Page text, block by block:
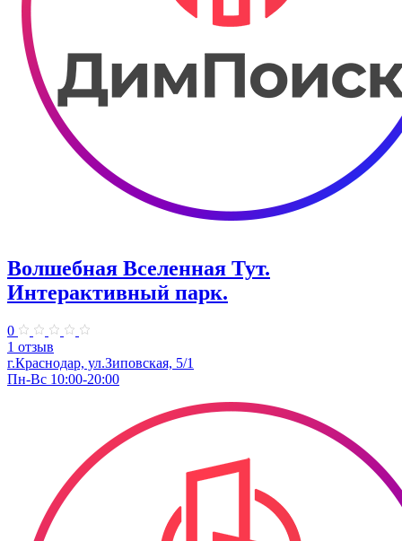
Волшебная Вселенная Тут.
Интерактивный парк.
0
1 отзыв
г.Краснодар, ул.Зиповская, 5/1
Пн-Вс 10:00-20:00